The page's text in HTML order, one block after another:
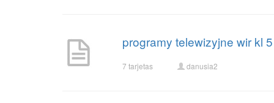
programy telewizyjne wir kl 5
7 tarjetas danusia2